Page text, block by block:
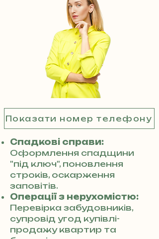
Показати номер телефону
Спадкові справи:
Оформлення спадщини
"під ключ", поновлення
строків, оскарження
заповітів.
Операції з нерухомістю:
Перевірка забудовників,
супровід угод купівлі-
продажу квартир та